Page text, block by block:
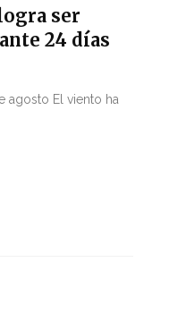
ser
24 días
agosto El viento ha